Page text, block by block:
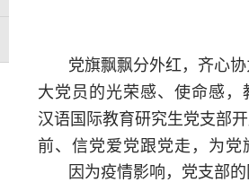
党旗飘飘分外红，齐心
大党员的光荣感、使命感，
汉语国际教育研究生党支部
前、信党爱党跟党走，为党
因为疫情影响，党支部